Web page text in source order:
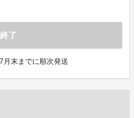
了
月末までに順次発送